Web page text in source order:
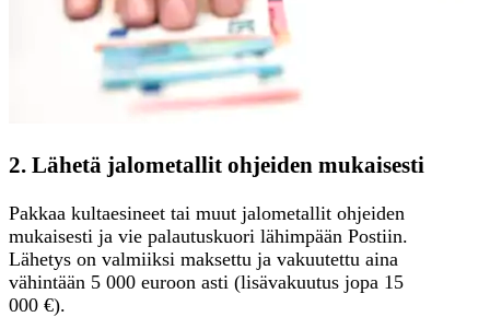
2. Lähetä jalometallit ohjeiden mukaisesti
Pakkaa kultaesineet tai muut jalometallit ohjeiden
mukaisesti ja vie palautuskuori lähimpään Postiin.
Lähetys on valmiiksi maksettu ja vakuutettu aina
vähintään 5 000 euroon asti (lisävakuutus jopa 15
000 €).